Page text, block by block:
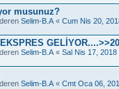
musunuz?
Selim-B.A « Cum Nis 20,
Selim-B.A « Sal Nis 17, 2018
Selim-B.A « Cmt Oca 06,